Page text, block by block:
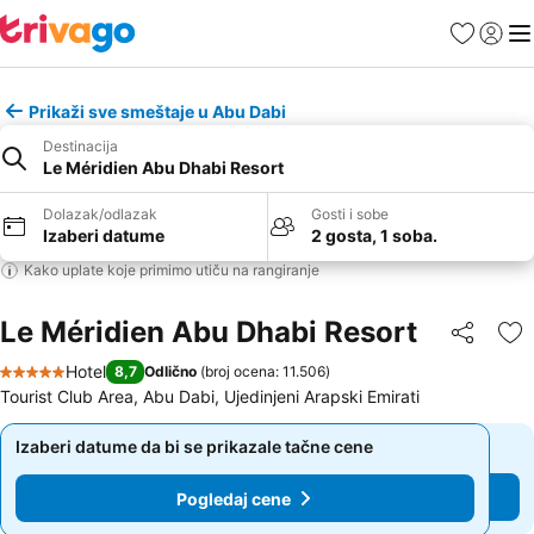
FavoritiPrijavi
Prikaži sve smeštaje u Abu Dabi
Destinacija
Le Méridien Abu Dhabi Resort
Dolazak/odlazak
Izaberi datume
Gosti i sobe
2 gosta, 1 soba.
Kako uplate koje primimo utiču na rangiranje
Le Méridien Abu Dhabi Resort Deli
5 Zvezdice
Hotel 8,7 Odlično (broj ocena: 11.506)
Tourist Club Area, Abu Dabi, Ujedinjeni Arapski Emirati
Izaberi datume da bi se prikazale tačne cene
Pogledaj cene
Izaberi datume da bi se prikazale tačne cene
Pogledaj cene